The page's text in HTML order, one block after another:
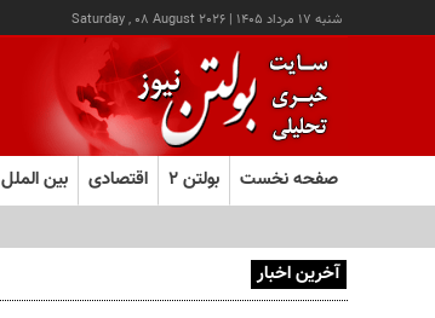
شنبه ۱۷ مرداد ۱۴۰۵ |
Saturday , 08 August 2026
صفحه نخست بولتن ۲ اقتصادی بین الملل
آخرین اخبار